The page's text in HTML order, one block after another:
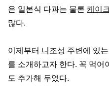
은 일본식 다과는 물론 케이크
많다.
이제부터 니조성 주변에 있
를 소개하고자 한다. 꼭 먹어
도 추가해 두었다.